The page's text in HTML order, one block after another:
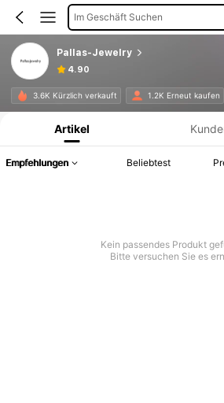
Im Geschäft Suchen
Pallas-Jewelry
4.90
3.6K Kürzlich verkauft 1.2K Erneut kaufen
Produktinformation: Preisangabe, Verkaufs- und
Artikel
Empfehlungen Beliebtest
Kein passendes Produkt
Bitte versuchen Sie es